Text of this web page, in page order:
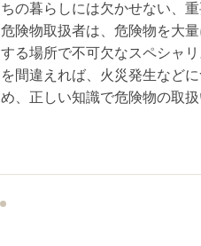
ちの暮らしには欠かせない、重
危険物取扱者は、危険物を大
する場所で不可欠なスペシャ
を間違えれば、火災発生など
め、正しい知識で危険物の取扱